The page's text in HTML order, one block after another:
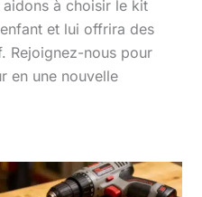
à choisir le kit
et lui offrira des
Rejoignez-nous pour
en une nouvelle